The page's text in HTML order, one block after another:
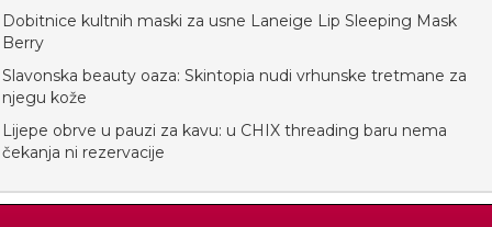
Dobitnice kultnih maski za usne Laneige Lip Sleeping Mask
Berry
Slavonska beauty oaza: Skintopia nudi vrhunske tretmane za
njegu kože
Lijepe obrve u pauzi za kavu: u CHIX threading baru nema
čekanja ni rezervacije